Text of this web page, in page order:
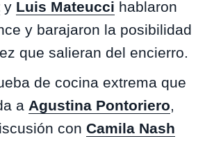
y Luis Mateucci hablaron
y barajaron la posibilidad
que salieran del encierro.
de cocina extrema que
a Agustina Pontoriero,
con Camila Nash